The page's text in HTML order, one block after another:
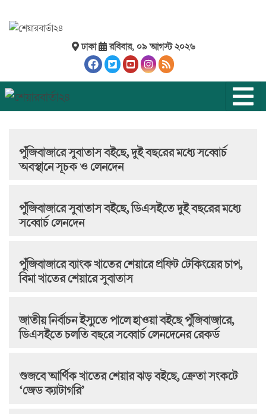
ঢাকা রবিবার, ০৯ আগস্ট ২০২৬
পুঁজিবাজারে সুবাতাস বইছে, দুই বছরের মধ্যে সব্বোর্চ
অবস্থানে সূচক ও লেনদেন
পুঁজিবাজারে সুবাতাস বইছে, ডিএসইতে দুই বছরের মধ্যে
সব্বোর্চ লেনদেন
পুঁজিবাজারে ব্যাংক খাতের শেয়ারে প্রফিট টেকিংয়ের চাপ,
বিমা খাতের শেয়ারে সুবাতাস
জাতীয় নির্বাচন ইস্যুতে পালে হাওয়া বইছে পুঁজিবাজারে,
ডিএসইতে চলতি বছরে সব্বোর্চ লেনদেনের রেকর্ড
গুজবে আর্থিক খাতের শেয়ার ঝড় বইছে, ক্রেতা সংকটে
‘জেড ক্যাটাগরি’